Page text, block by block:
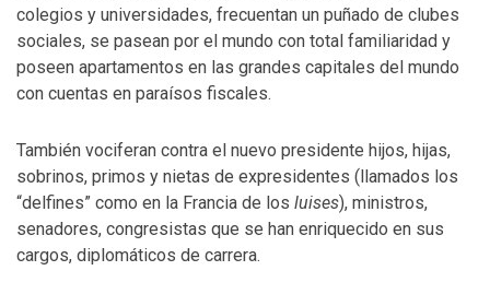
colegios y universidades, frecuentan un puñado de clubes
sociales, se pasean por el mundo con total familiaridad y
poseen apartamentos en las grandes capitales del mundo
con cuentas en paraísos fiscales.
También vociferan contra el nuevo presidente hijos, hijas,
sobrinos, primos y nietas de expresidentes (llamados los
“delfines” como en la Francia de los luises), ministros,
senadores, congresistas que se han enriquecido en sus
cargos, diplomáticos de carrera.